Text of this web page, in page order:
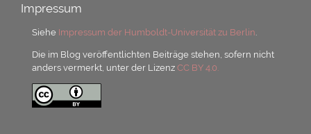
Impressum
Siehe Impressum der Humboldt-Universität zu Berlin
Die im Blog veröffentlichten Beiträge stehen, sofern nicht
anders vermerkt, unter der LizenzCC BY 4.0.